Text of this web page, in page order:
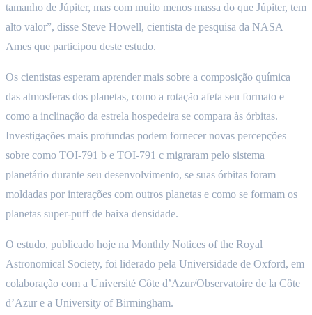
tamanho de Júpiter, mas com muito menos massa do que Júpiter, tem
alto valor”, disse Steve Howell, cientista de pesquisa da NASA
Ames que participou deste estudo.
Os cientistas esperam aprender mais sobre a composição química
das atmosferas dos planetas, como a rotação afeta seu formato e
como a inclinação da estrela hospedeira se compara às órbitas.
Investigações mais profundas podem fornecer novas percepções
sobre como TOI-791 b e TOI-791 c migraram pelo sistema
planetário durante seu desenvolvimento, se suas órbitas foram
moldadas por interações com outros planetas e como se formam os
planetas super-puff de baixa densidade.
O estudo, publicado hoje na Monthly Notices of the Royal
Astronomical Society, foi liderado pela Universidade de Oxford, em
colaboração com a Université Côte d’Azur/Observatoire de la Côte
d’Azur e a University of Birmingham.